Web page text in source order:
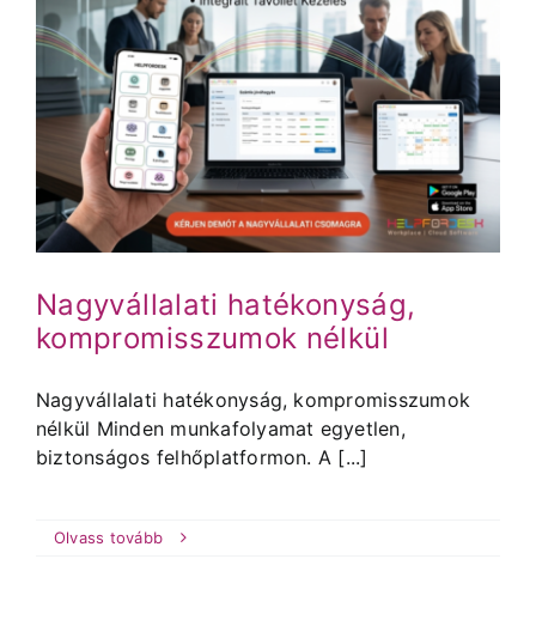
Nagyvállalati hatékonyság,
kompromisszumok nélkül
Nagyvállalati hatékonyság, kompromisszumok
nélkül Minden munkafolyamat egyetlen,
biztonságos felhőplatformon. A [...]
Olvass tovább